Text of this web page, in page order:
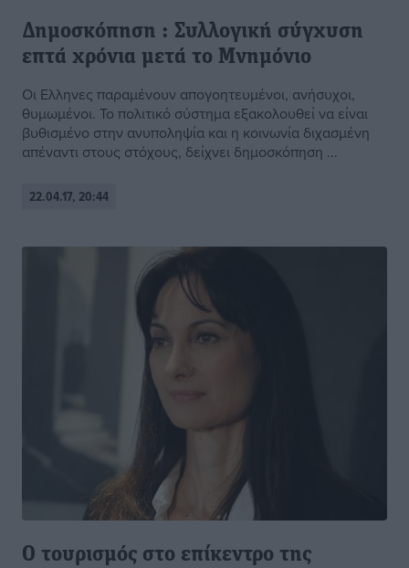
Δημοσκόπηση : Συλλογική σύγχυση
επτά χρόνια μετά το Μνημόνιο
Οι Ελληνες παραμένουν απογοητευμένοι, ανήσυχοι,
θυμωμένοι. Το πολιτικό σύστημα εξακολουθεί να είναι
βυθισμένο στην ανυποληψία και η κοινωνία διχασμένη
απέναντι στους στόχους, δείχνει δημοσκόπηση ...
22.04.17, 20:44
Ο τουρισμός στο επίκεντρο της